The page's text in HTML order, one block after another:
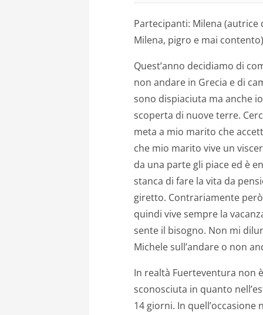
Partecipanti: Milena
Milena, pigro e mai
Quest’anno decidiamo di
non andare in Grecia e di
sono dispiaciuta ma anche
scoperta di nuove terre.
meta a mio marito che
che mio marito vive un
da una parte gli piace ed è
stanca di fare la vita da
giretto. Contrariamente
quindi vive sempre la
sente il bisogno. Non mi
Michele sull’andare o non
In realtà Fuerteventura non
sconosciuta in quanto
14 giorni. In